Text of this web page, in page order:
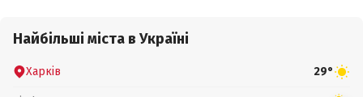
Найбільші міста в Україні
Харків 29°